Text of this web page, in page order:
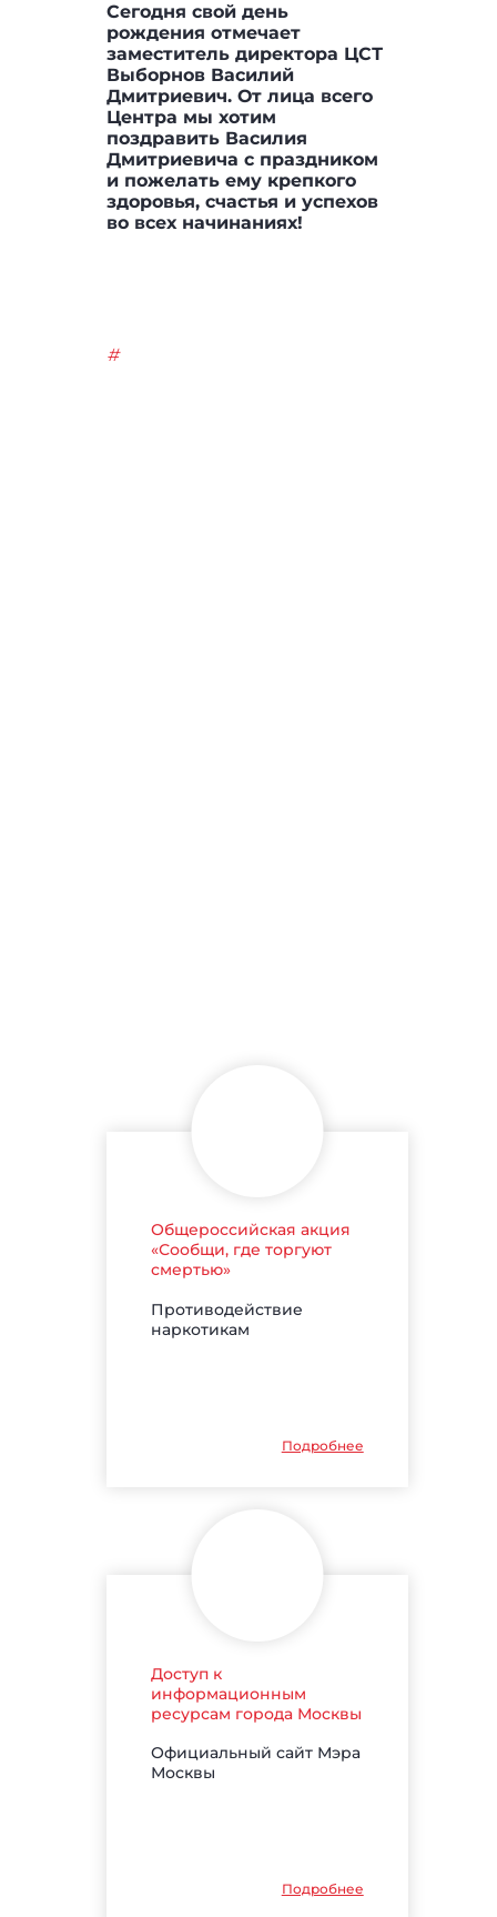
Сегодня свой день
рождения отмечает
заместитель директора ЦСТ
Выборнов Василий
Дмитриевич. От лица всего
Центра мы хотим
поздравить Василия
Дмитриевича с праздником
и пожелать ему крепкого
здоровья, счастья и успехов
во всех начинаниях!
#
Общероссийская акция
«Сообщи, где торгуют
смертью»
Противодействие
наркотикам
Подробнее
Доступ к
информационным
ресурсам города Москвы
Официальный сайт Мэра
Москвы
Подробнее